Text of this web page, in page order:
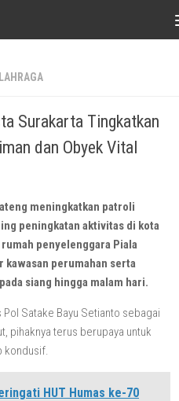
Surakarta Tingkatkan
dan Obyek Vital
meningkatkan patroli
peningkatan aktivitas di kota
penyelenggara Piala
kawasan perumahan serta
siang hingga malam hari.
Satake Bayu Setianto sebagai
pihaknya terus berupaya untuk
kondusif.
HUT Humas ke-70